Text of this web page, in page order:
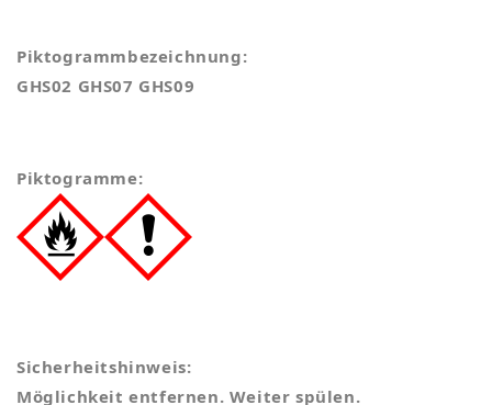
Piktogrammbezeichnung:
GHS02 GHS07 GHS09
Piktogramme:
Sicherheitshinweis:
Möglichkeit entfernen. Weiter spülen.